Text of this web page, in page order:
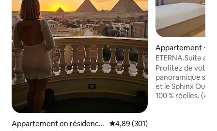
Appartement en résidence
Évaluation moyenne sur la
4,89 (301)
Appartement ⋅ Al
ETERNA.Suite
pyramides et
Profitez de votre
panoramique sur
et le Sphinx Oui,
100 % réelles.